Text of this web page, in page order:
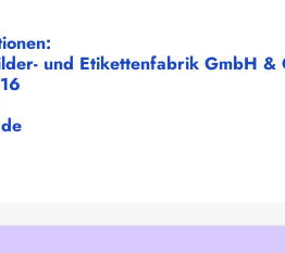
und Etikettenfabrik GmbH &